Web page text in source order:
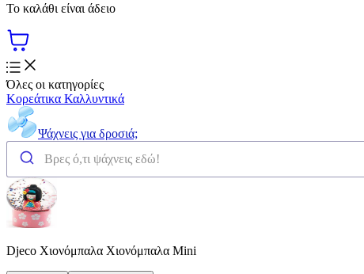
Το καλάθι είναι άδειο
Όλες οι κατηγορίες
Κορεάτικα Καλλυντικά
Ψάχνεις για δροσιά;
Djeco Χιονόμπαλα Χιονόμπαλα Mini